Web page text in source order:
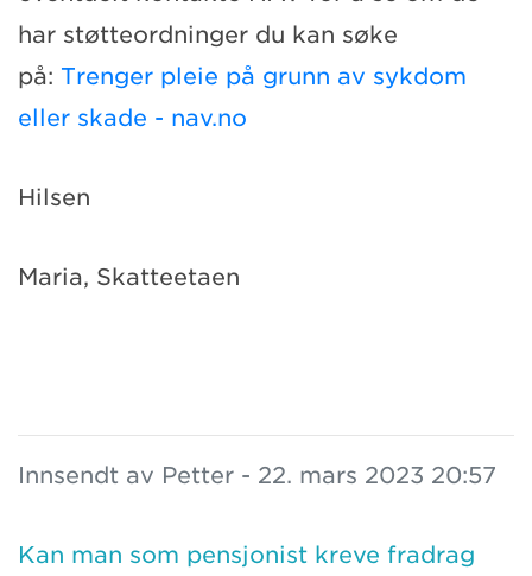
har støtteordninger du kan søke
på: Trenger pleie på grunn av sykdom
eller skade - nav.no
Hilsen
Maria, Skatteetaen
Innsendt av Petter - 22. mars 2023 20:57
Kan man som pensjonist kreve fradrag